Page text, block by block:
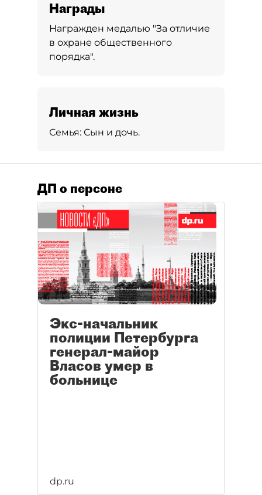
Награды
Награжден медалью "За отличие
в охране общественного
порядка".
Личная жизнь
Семья: Сын и дочь.
ДП о персоне
Экс-начальник
полиции Петербурга
генерал-майор
Власов умер в
больнице
dp.ru